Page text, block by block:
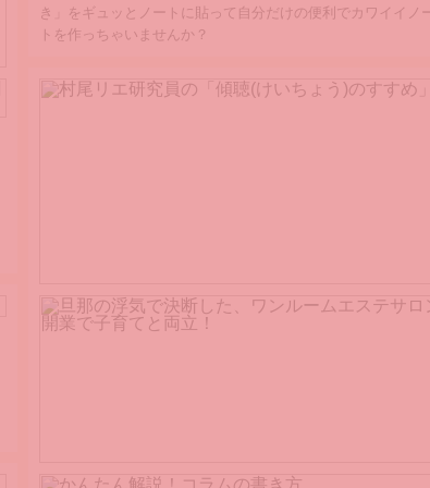
き」をギュッとノートに貼って自分だけの便利でカワイイノ
トを作っちゃいませんか？
村尾リエ研究員の「傾聴(けいちょう)のすすめ」
聴き方(ききかた)だけで劇的に変わる夫婦関係。